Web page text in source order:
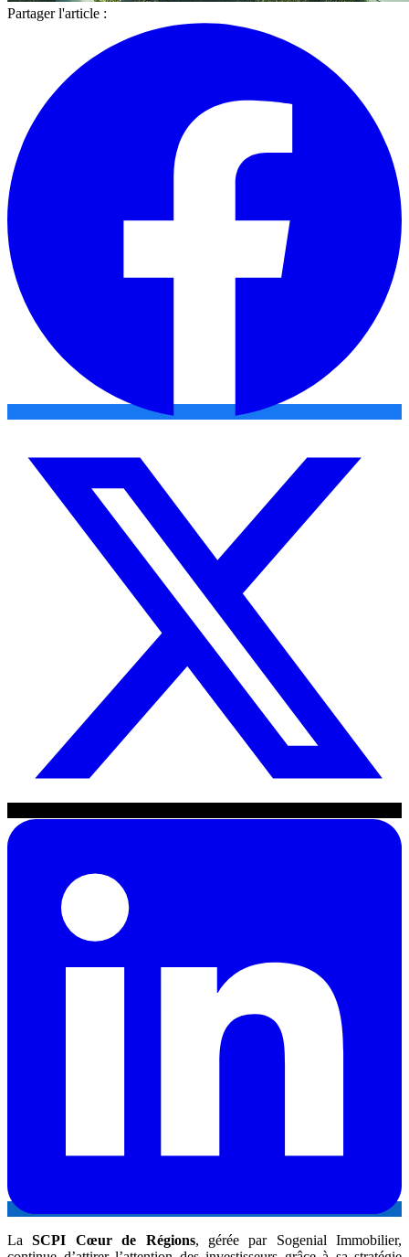
Partager l'article :
LaSCPI Cœur de Régions, gérée par Sogenial Immobilier,